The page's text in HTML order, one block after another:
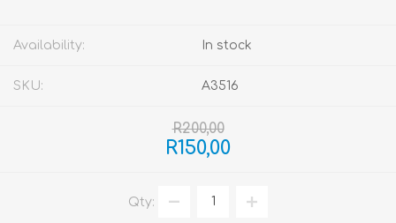
Availability: In stock
SKU: A3516
R200,00
R150,00
Qty: